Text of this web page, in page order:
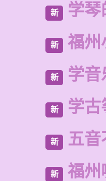
新 学琴
新 福州
新 学音
新 学古
新 五音
新 福州